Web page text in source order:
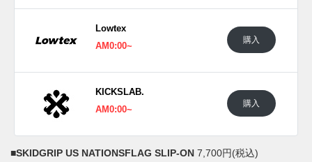
Lowtex
AM0:00~
購入
KICKSLAB.
AM0:00~
購入
■SKIDGRIP US NATIONSFLAG SLIP-ON 7,700円(税込)